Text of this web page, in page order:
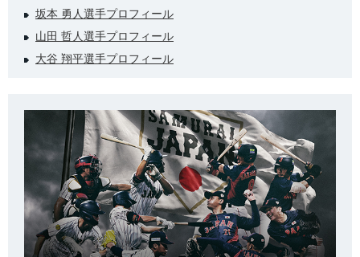
坂本 勇人選手プロフィール
山田 哲人選手プロフィール
大谷 翔平選手プロフィール